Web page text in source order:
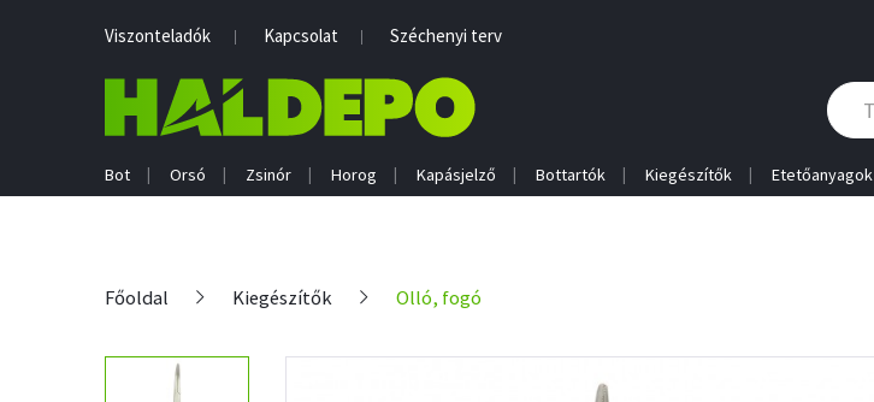
Viszonteladók Kapcsolat Széchenyi terv
Bot Orsó Zsinór Horog Kapásjelző Bottartók Kiegészítők Etetőanyagok
Főoldal Kiegészítők Olló, fogó